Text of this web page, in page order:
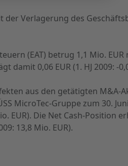
Verlagerung des
(EAT) betrug 1,1 Mio. EUR
0,06 EUR (1. HJ 2009: -
aus den getätigten M&A-
MicroTec-Gruppe zum 30.
EUR). Die Net Cash-Position
13,8 Mio. EUR).